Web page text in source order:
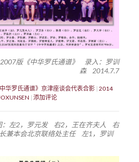
版《中华罗氏通谱》 录入：罗训
森 2014.7.7
华罗氏通谱》京津座谈会代表合影 2014
添加评论
：左2，罗元发 右2，王在齐夫人 右
兼本会北京联络处主任 左1，罗训